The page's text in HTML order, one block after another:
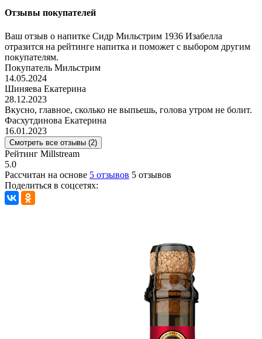
Отзывы покупателей
Ваш отзыв о напитке Сидр Мильстрим 1936 Изабелла
отразится на рейтинге напитка и поможет с выбором другим
покупателям.
Покупатель Мильстрим
14.05.2024
Шиняева Екатерина
28.12.2023
Вкусно, главное, сколько не выпьешь, голова утром не болит.
Фасхутдинова Екатерина
16.01.2023
Смотреть все отзывы (2)
Рейтинг Millstream
5.0
Рассчитан на основе 5 отзывов 5 отзывов
Поделиться в соцсетях: